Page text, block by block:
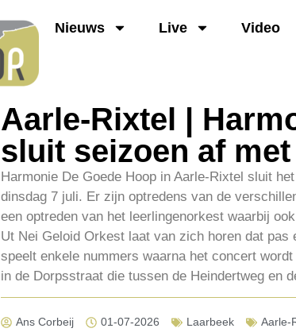
Nieuws Live Video
Aarle-Rixtel |
sluit seizoen af
Harmonie De Goede Hoop in Aarle-Rixtel sluit
dinsdag 7 juli. Er zijn optredens van de
een optreden van het leerlingenorkest waarbij
Ut Nei Geloid Orkest laat van zich horen dat
speelt enkele nummers waarna het concert
in de Dorpsstraat die tussen de Heindertweg en
Ans Corbeij 01-07-2026 Laarbeek Aarle-